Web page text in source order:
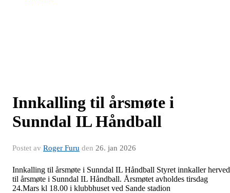
Innkalling til årsmøte i
Sunndal IL Håndball
Postet av Roger Furu den 26. jan 2026
Innkalling til årsmøte i Sunndal IL Håndball Styret innkaller herved
til årsmøte i Sunndal IL Håndball. Årsmøtet avholdes tirsdag
24.Mars kl 18.00 i klubbhuset ved Sande stadion